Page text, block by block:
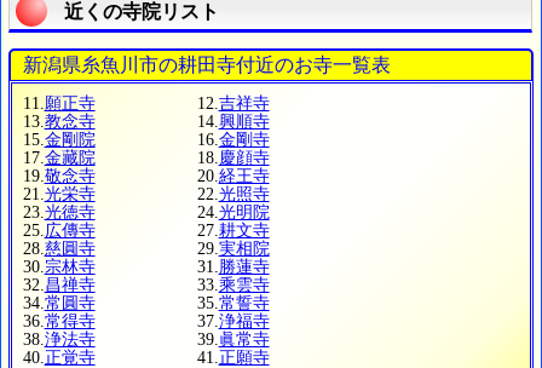
近くの寺院リスト
新潟県糸魚川市の耕田寺付近のお寺一覧表
11. 願正寺 12. 吉祥寺
13. 教念寺 14. 興順寺
15. 金剛院 16. 金剛寺
17. 金藏院 18. 慶顔寺
19. 敬念寺 20. 経王寺
21. 光栄寺 22. 光照寺
23. 光徳寺 24. 光明院
25. 広傳寺 27. 耕文寺
28. 慈圓寺 29. 実相院
30. 宗林寺 31. 勝蓮寺
32. 昌禅寺 33. 乘雲寺
34. 常圓寺 35. 常誓寺
36. 常得寺 37. 浄福寺
38. 浄法寺 39. 眞常寺
40. 正覚寺 41. 正願寺